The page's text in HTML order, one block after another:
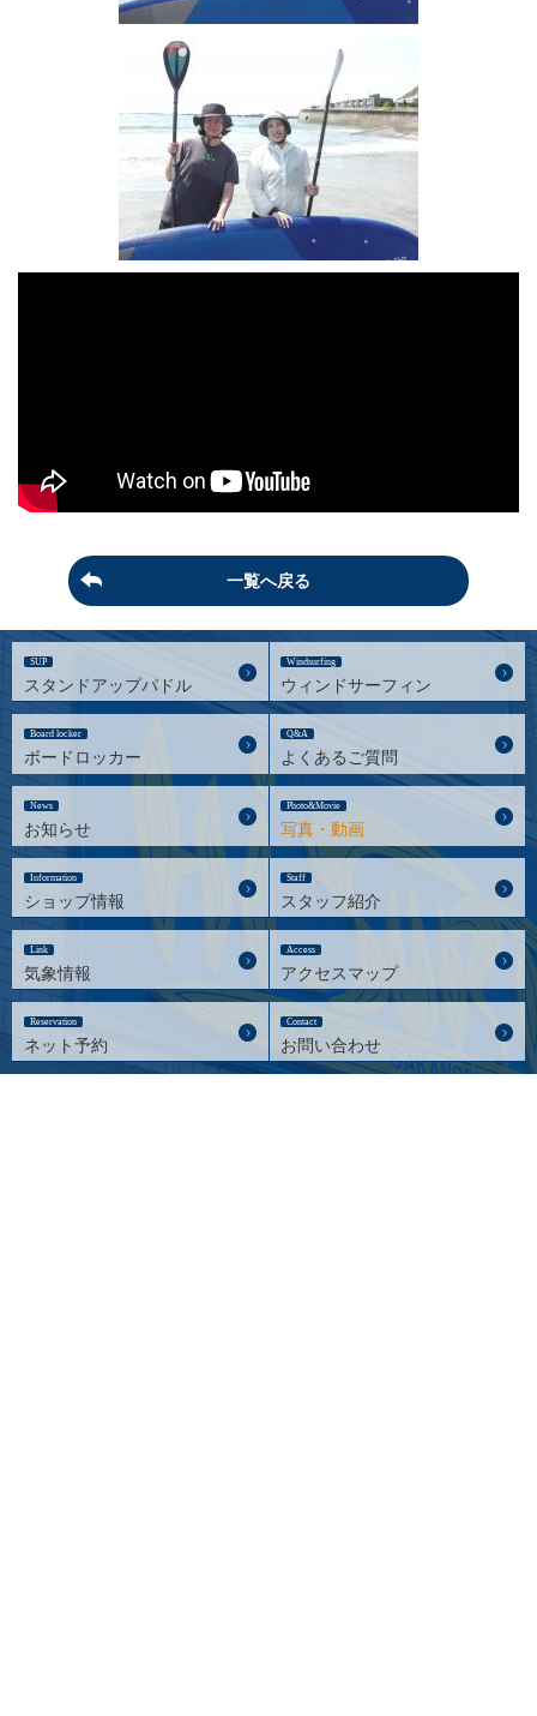
一覧へ戻る
SUP
スタンドアップパドル
Windsurfing
ウィンドサーフィン
Board locker
ボードロッカー
Q&A
よくあるご質問
News
お知らせ
Photo&Movie
写真・動画
Information
ショップ情報
Staff
スタッフ紹介
Link
気象情報
Access
アクセスマップ
Reservation
ネット予約
Contact
お問い合わせ